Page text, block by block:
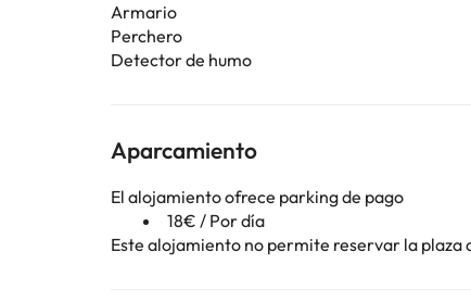
Armario
Perchero
Detector de humo
Aparcamiento
El alojamiento ofrece parking de pago
18€ / Por día
Este alojamiento no permite reservar la plaza